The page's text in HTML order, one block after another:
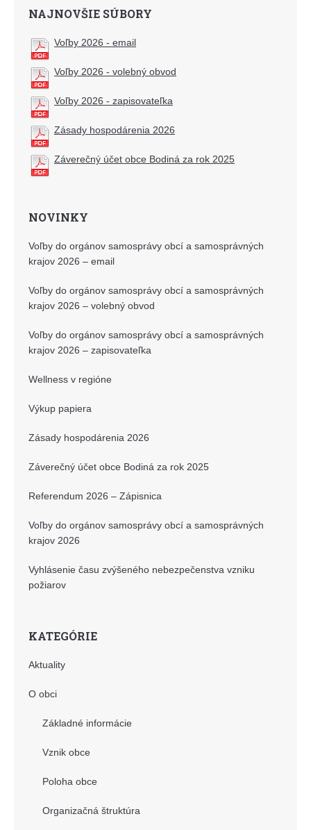
NAJNOVŠIE SÚBORY
Voľby 2026 - email
Voľby 2026 - volebný obvod
Voľby 2026 - zapisovateľka
Zásady hospodárenia 2026
Záverečný účet obce Bodiná za rok 2025
NOVINKY
Voľby do orgánov samosprávy obcí a samosprávných
krajov 2026 – email
Voľby do orgánov samosprávy obcí a samosprávných
krajov 2026 – volebný obvod
Voľby do orgánov samosprávy obcí a samosprávných
krajov 2026 – zapisovateľka
Wellness v regióne
Výkup papiera
Zásady hospodárenia 2026
Záverečný účet obce Bodiná za rok 2025
Referendum 2026 – Zápisnica
Voľby do orgánov samosprávy obcí a samosprávných
krajov 2026
Vyhlásenie času zvýšeného nebezpečenstva vzniku
požiarov
KATEGÓRIE
Aktuality
O obci
Základné informácie
Vznik obce
Poloha obce
Organizačná štruktúra